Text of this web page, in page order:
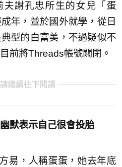
夫謝孔忠所生的女兒「蛋
年，並於國外就學，從日
型的白富美，不過疑似不
前將Threads帳號關閉。
繼續往下閱讀
默表示自己很會投胎
易，人稱蛋蛋，她去年底